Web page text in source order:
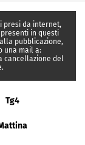
presi da internet,
in questi
pubblicazione,
una mail a:
cancellazione del
Tg4